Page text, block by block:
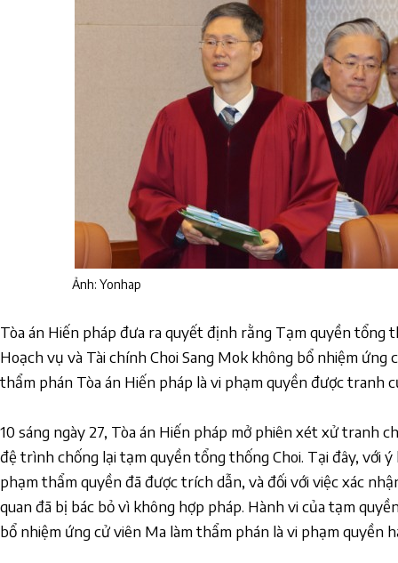
Ảnh: Yonhap
Tòa án Hiến pháp đưa ra quyết định rằng Tạm quyền tổng
Hoạch vụ và Tài chính Choi Sang Mok không bổ nhiệm ứng
thẩm phán Tòa án Hiến pháp là vi phạm quyền được tranh
10 sáng ngày 27, Tòa án Hiến pháp mở phiên xét xử tranh
đệ trình chống lại tạm quyền tổng thống Choi. Tại đây, với
phạm thẩm quyền đã được trích dẫn, và đối với việc xác
quan đã bị bác bỏ vì không hợp pháp. Hành vi của tạm
bổ nhiệm ứng cử viên Ma làm thẩm phán là vi phạm quyền